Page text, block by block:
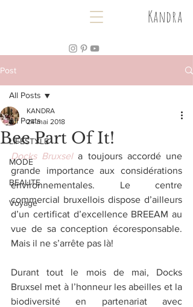
Kandra
Post
All Posts
LIFESTYLE
MODE
BEAUTE
Voyage
All Posts
Bee Part Of It!
KANDRA
24 mai 2018
Docks Bruxsel a toujours accordé une
grande importance aux considérations
environnementales. Le centre
commercial bruxellois dispose d’ailleurs
d’un certificat d’excellence BREEAM au
vue de sa conception écoresponsable.
Mais il ne s’arrête pas là!
Durant tout le mois de mai, Docks
Bruxsel met à l’honneur les abeilles et la